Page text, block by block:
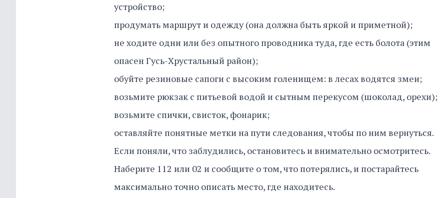
устройство;
продумать маршрут и одежду (она должна быть яркой и приметной);
не ходите одни или без опытного проводника туда, где есть болота (этим
опасен Гусь-Хрустальный район);
обуйте резиновые сапоги с высоким голенищем: в лесах водятся змеи;
возьмите рюкзак с питьевой водой и сытным перекусом (шоколад, орехи);
возьмите спички, свисток, фонарик;
оставляйте понятные метки на пути следования, чтобы по ним вернуться.
Если поняли, что заблудились, остановитесь и внимательно осмотритесь.
Наберите 112 или 02 и сообщите о том, что потерялись, и постарайтесь
максимально точно описать место, где находитесь.